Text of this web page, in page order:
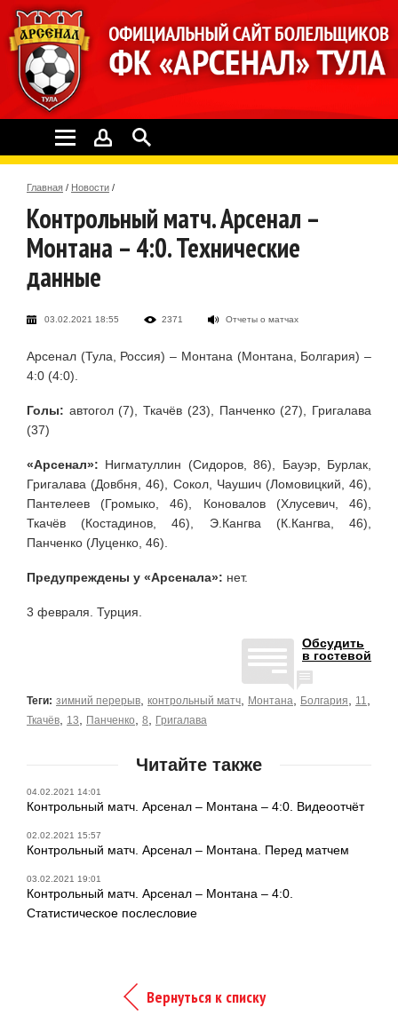
Главная / Новости /
Контрольный матч. Арсенал –
Монтана – 4:0. Технические
данные
03.02.2021 18:55 2371 Отчеты о матчах
Арсенал (Тула, Россия) – Монтана (Монтана, Болгария) –
4:0 (4:0).
Голы: автогол (7), Ткачёв (23), Панченко (27), Григалава
(37)
«Арсенал»: Нигматуллин (Сидоров, 86), Бауэр, Бурлак,
Григалава (Довбня, 46), Сокол, Чаушич (Ломовицкий, 46),
Пантелеев (Громыко, 46), Коновалов (Хлусевич, 46),
Ткачёв (Костадинов, 46), Э.Кангва (К.Кангва, 46),
Панченко (Луценко, 46).
Предупреждены у «Арсенала»: нет.
3 февраля. Турция.
Обсудить
в гостевой
Теги: зимний перерыв контрольный матч Монтана Болгария 11
Ткачёв 13 Панченко 8 Григалава
Читайте также
04.02.2021 14:01
Контрольный матч. Арсенал – Монтана – 4:0. Видеоотчёт
02.02.2021 15:57
Контрольный матч. Арсенал – Монтана. Перед матчем
03.02.2021 19:01
Контрольный матч. Арсенал – Монтана – 4:0.
Статистическое послесловие
Вернуться к списку